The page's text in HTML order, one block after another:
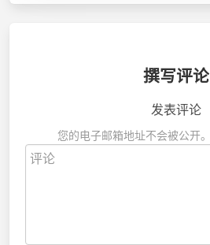
撰写评论
发表评论
您的电子邮箱地址不会被公开。